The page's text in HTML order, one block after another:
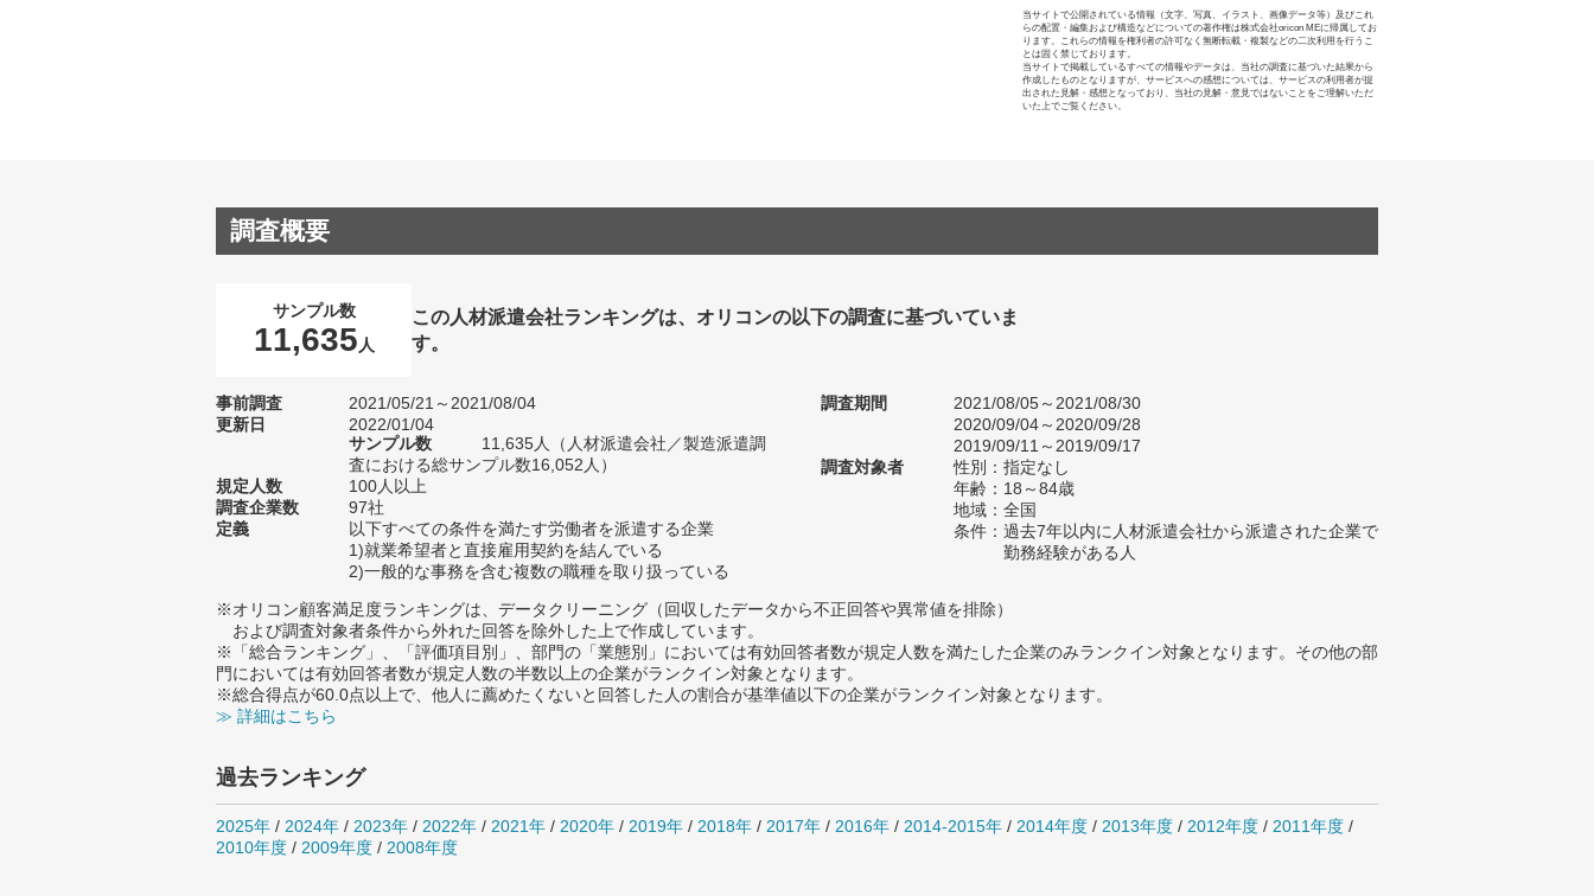
当サイトで公開されている情報（文字、写真、イラスト、画像データ等）及びこれ
らの配置・編集および構造などについての著作権は株式会社oricon MEに帰属してお
ります。これらの情報を権利者の許可なく無断転載・複製などの二次利用を行うこ
とは固く禁じております。
当サイトで掲載しているすべての情報やデータは、当社の調査に基づいた結果から
作成したものとなりますが、サービスへの感想については、サービスの利用者が提
出された見解・感想となっており、当社の見解・意見ではないことをご理解いただ
いた上でご覧ください。
調査概要
サンプル数
11,635 人
この人材派遣会社ランキングは、オリコンの以下の調査に基づいていま
す。
事前調査
2021/05/21～2021/08/04
更新日
2022/01/04
サンプル数
11,635人（人材派遣会社／製造派遣調
査における総サンプル数16,052人）
規定人数
100人以上
調査企業数
97社
定義
以下すべての条件を満たす労働者を派遣する企業
1)就業希望者と直接雇用契約を結んでいる
2)一般的な事務を含む複数の職種を取り扱っている
調査期間
2021/08/05～2021/08/30
2020/09/04～2020/09/28
2019/09/11～2019/09/17
調査対象者
性別：指定なし
年齢：18～84歳
地域：全国
条件：過去7年以内に人材派遣会社から派遣された企業で
勤務経験がある人
※オリコン顧客満足度ランキングは、データクリーニング（回収したデータから不正回答や異常値を排除）
および調査対象者条件から外れた回答を除外した上で作成しています。
※「総合ランキング」、「評価項目別」、部門の「業態別」においては有効回答者数が規定人数を満たした企業のみランクイン対象となります。その他の部
門においては有効回答者数が規定人数の半数以上の企業がランクイン対象となります。
※総合得点が60.0点以上で、他人に薦めたくないと回答した人の割合が基準値以下の企業がランクイン対象となります。
≫ 詳細はこちら
過去ランキング
2025年 / 2024年 / 2023年 / 2022年 / 2021年 / 2020年 / 2019年 / 2018年 / 2017年 / 2016年 / 2014-2015年 / 2014年度 / 2013年度 / 2012年度 / 2011年度 /
2010年度 / 2009年度 / 2008年度